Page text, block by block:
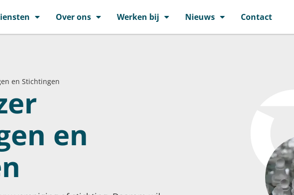
Over ons Werken bij Nieuws Contact
en Stichtingen
en